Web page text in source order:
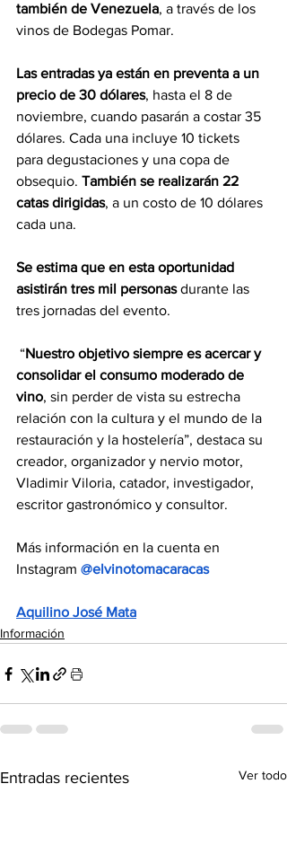
también de Venezuela, a través de los
vinos de Bodegas Pomar.
Las entradas ya están en preventa a un
precio de 30 dólares, hasta el 8 de
noviembre, cuando pasarán a costar 35
dólares. Cada una incluye 10 tickets
para degustaciones y una copa de
obsequio. También se realizarán 22
catas dirigidas, a un costo de 10 dólares
cada una.
Se estima que en esta oportunidad
asistirán tres mil personas durante las
tres jornadas del evento.
“Nuestro objetivo siempre es acercar y
consolidar el consumo moderado de
vino, sin perder de vista su estrecha
relación con la cultura y el mundo de la
restauración y la hostelería”, destaca su
creador, organizador y nervio motor,
Vladimir Viloria, catador, investigador,
escritor gastronómico y consultor.
Más información en la cuenta en
Instagram @elvinotomacaracas
Aquilino José Mata
Información
Entradas recientes Ver todo